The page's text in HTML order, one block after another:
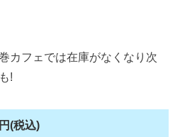
カフェでは在庫がなくなり次
!
(税込)